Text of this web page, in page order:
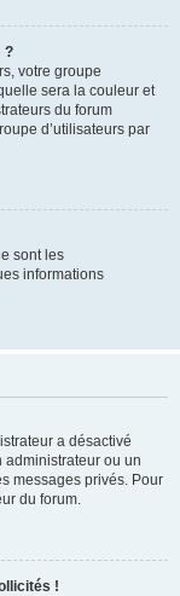
?
votre groupe
sera la couleur et
du forum
d’utilisateurs par
sont les
informations
a désactivé
administrateur ou un
messages privés. Pour
du forum.
!